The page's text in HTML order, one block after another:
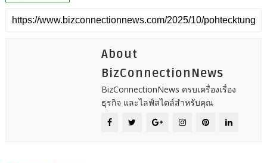
About
BizConnectionNews
BizConnectionNews ครบเครื่องเรื่อง
ธุรกิจ และไลฟ์สไตล์สำหรับคุณ